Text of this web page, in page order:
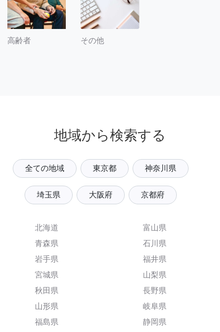
高齢者 その他
地域から検索する
全ての地域 東京都 神奈川県
埼玉県 大阪府 京都府
北海道
青森県
岩手県
宮城県
秋田県
山形県
福島県
富山県
石川県
福井県
山梨県
長野県
岐阜県
静岡県